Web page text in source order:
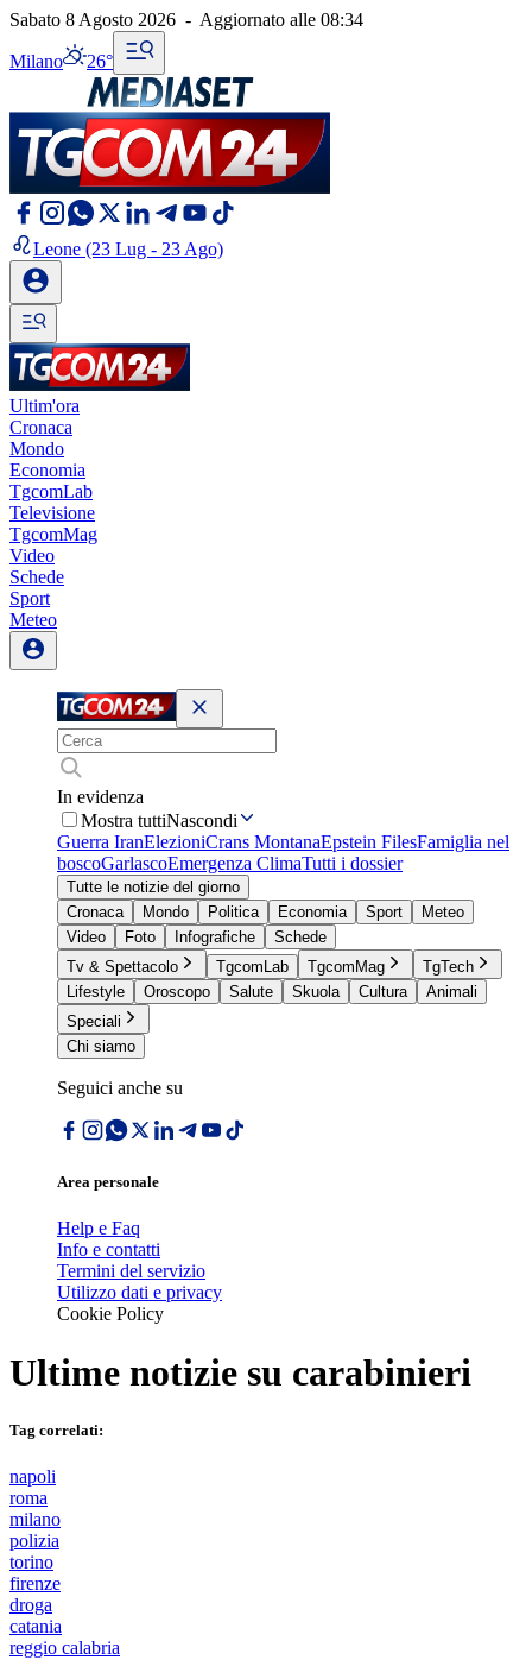
Sabato 8 Agosto 2026 - Aggiornato alle 08:34
Milano 26°
Leone (23 Lug - 23 Ago)
Ultim'ora
Cronaca
Mondo
Economia
TgcomLab
Televisione
TgcomMag
Video
Schede
Sport
Meteo
In evidenza
Mostra tuttiNascondi
Guerra IranElezioniCrans MontanaEpstein FilesFamiglia nel
boscoGarlascoEmergenza ClimaTutti i dossier
Tutte le notizie del giorno
Cronaca
Mondo Politica Economia Sport
Meteo
Video
Foto Infografiche
Schede
Tv & Spettacolo
TgcomLab TgcomMag
TgTech
Lifestyle
Oroscopo Salute Skuola Cultura
Animali
Speciali
Chi siamo
Seguici anche su
Area personale
Help e Faq
Info e contatti
Termini del servizio
Utilizzo dati e privacy
Cookie Policy
Ultime notizie su carabinieri
Tag correlati:
napoli
roma
milano
polizia
torino
firenze
droga
catania
reggio calabria